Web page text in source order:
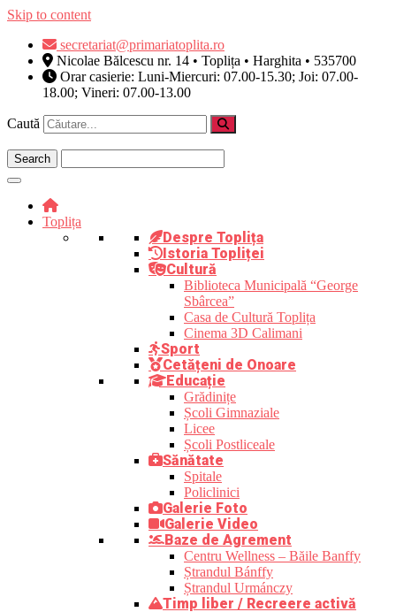
Skip to content
secretariat@primariatoplita.ro
Nicolae Bălcescu nr. 14 • Toplița • Harghita • 535700
Orar casierie: Luni-Miercuri: 07.00-15.30; Joi: 07.00-
18.00; Vineri: 07.00-13.00
Caută
Toplița
Despre Toplița
Istoria Topliței
Cultură
Biblioteca Municipală “George
Sbârcea”
Casa de Cultură Toplița
Cinema 3D Calimani
Sport
Cetățeni de Onoare
Educație
Grădinițe
Școli Gimnaziale
Licee
Școli Postliceale
Sănătate
Spitale
Policlinici
Galerie Foto
Galerie Video
Baze de Agrement
Centru Wellness – Băile Banffy
Ștrandul Bánffy
Ștrandul Urmánczy
Timp liber / Recreere activă